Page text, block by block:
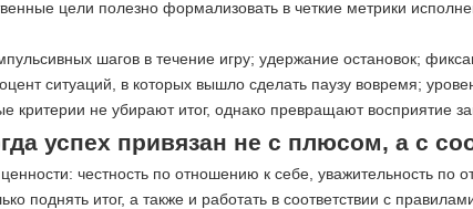
цели полезно формализовать в четкие метрики
шагов в течение игру; удержание остановок;
ситуаций, в которых вышло сделать паузу вовремя;
критерии не убирают итог, однако превращают восприятие
успех привязан не с плюсом, а с
честность по отношению к себе, уважительность по
итог, а также и работать в соответствии с